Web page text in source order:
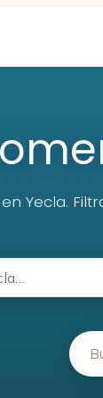
Yecla.